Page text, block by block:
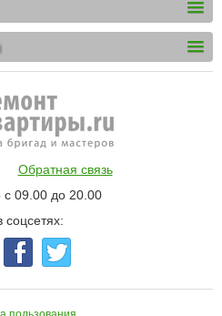
Обратная связь
с 09.00 до 20.00